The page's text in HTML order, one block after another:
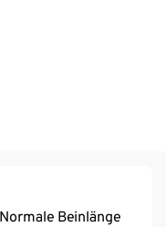
Beinlänge